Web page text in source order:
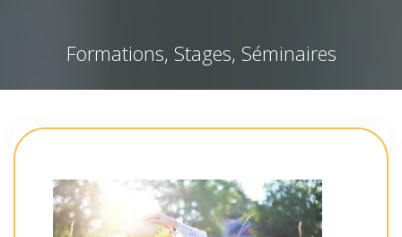
Formations, Stages, Séminaires